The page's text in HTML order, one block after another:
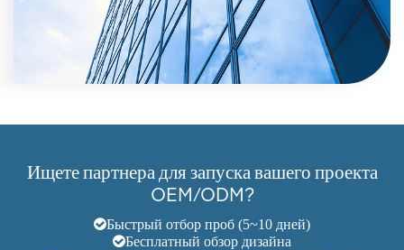
Ищете партнера для запуска вашего проекта
OEM/ODM?
Быстрый отбор проб (5~10 дней)
Бесплатный обзор дизайна